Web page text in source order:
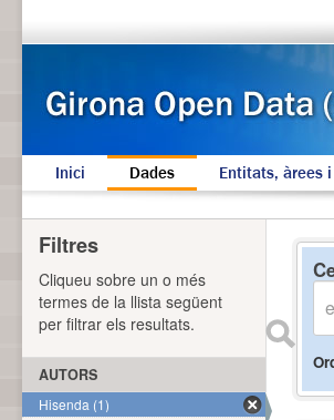
Inici Dades Entitats, àrees
Filtres
Cliqueu sobre un o més
termes de la llista següent
per filtrar els resultats.
AUTORS
Hisenda (1)